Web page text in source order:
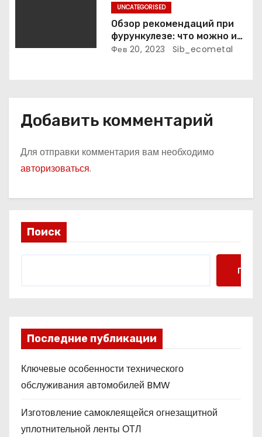
UNCATEGORISED
Обзор рекомендаций при
фурункулезе: что можно и
что нельзя делать
Фев 20, 2023 Sib_ecometal
Добавить комментарий
Для отправки комментария вам необходимо
авторизоваться.
Поиск
Поиск
Последние публикации
Ключевые особенности технического
обслуживания автомобилей BMW
Изготовление самоклеящейся огнезащитной
уплотнительной ленты ОТЛ